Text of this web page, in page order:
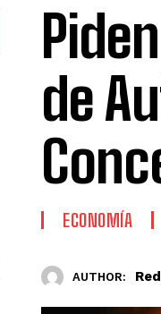
de
ECONOMÍA
AUTHOR: